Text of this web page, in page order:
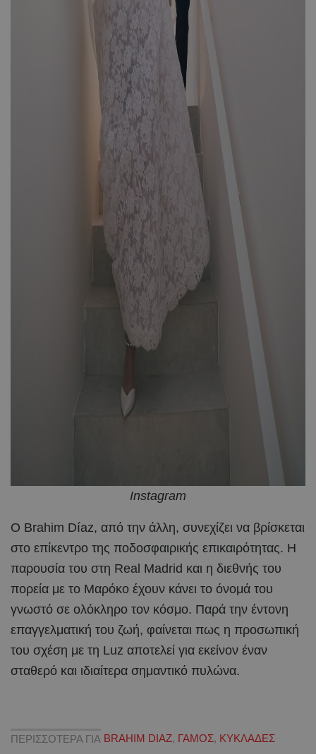
Instagram
Ο Brahim Díaz, από την άλλη, συνεχίζει να βρίσκεται
στο επίκεντρο της ποδοσφαιρικής επικαιρότητας. Η
παρουσία του στη Real Madrid και η διεθνής του
πορεία με το Μαρόκο έχουν κάνει το όνομά του
γνωστό σε ολόκληρο τον κόσμο. Παρά την έντονη
επαγγελματική του ζωή, φαίνεται πως η προσωπική
του σχέση με τη Luz αποτελεί για εκείνον έναν
σταθερό και ιδιαίτερα σημαντικό πυλώνα.
ΠΕΡΙΣΣΟΤΕΡΑ ΓΙΑ BRAHIM DIAZ, ΓΑΜΟΣ, ΚΥΚΛΑΔΕΣ